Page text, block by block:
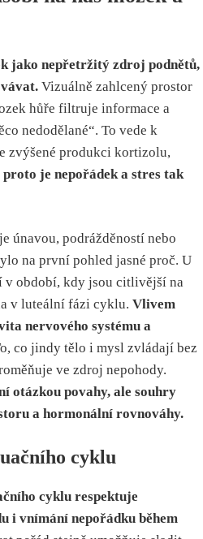
jako nepřetržitý zdroj podnětů,
Vizuálně zahlcený prostor
hůře filtruje informace a
nedodělané“. To vede k
zvýšené produkci kortizolu,
proto je nepořádek a stres tak
únavou, podrážděností nebo
na první pohled jasné proč. U
v období, kdy jsou citlivější na
v luteální fázi cyklu. Vlivem
nervového systému a
co jindy tělo i mysl zvládají bez
ve zdroj nepohody.
otázkou povahy, ale souhry
a hormonální rovnováhy.
cyklu
cyklu respektuje
i vnímání nepořádku během